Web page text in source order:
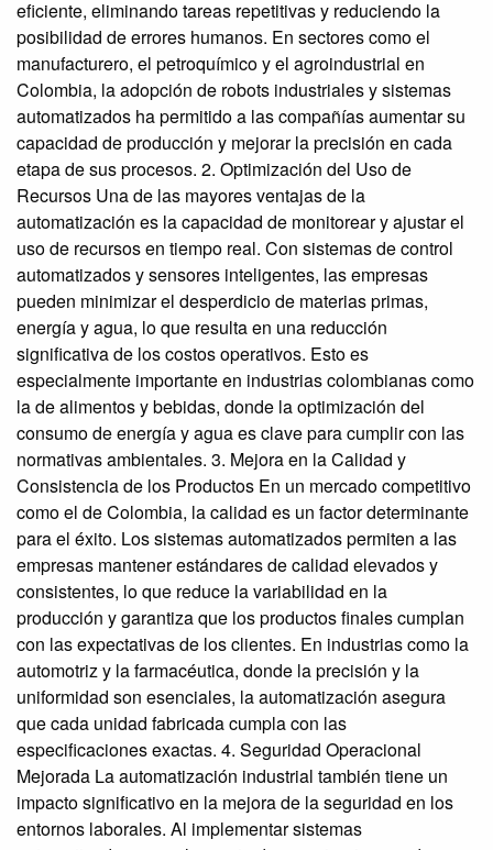
eficiente, eliminando tareas repetitivas y reduciendo la
posibilidad de errores humanos. En sectores como el
manufacturero, el petroquímico y el agroindustrial en
Colombia, la adopción de robots industriales y sistemas
automatizados ha permitido a las compañías aumentar su
capacidad de producción y mejorar la precisión en cada
etapa de sus procesos. 2. Optimización del Uso de
Recursos Una de las mayores ventajas de la
automatización es la capacidad de monitorear y ajustar el
uso de recursos en tiempo real. Con sistemas de control
automatizados y sensores inteligentes, las empresas
pueden minimizar el desperdicio de materias primas,
energía y agua, lo que resulta en una reducción
significativa de los costos operativos. Esto es
especialmente importante en industrias colombianas como
la de alimentos y bebidas, donde la optimización del
consumo de energía y agua es clave para cumplir con las
normativas ambientales. 3. Mejora en la Calidad y
Consistencia de los Productos En un mercado competitivo
como el de Colombia, la calidad es un factor determinante
para el éxito. Los sistemas automatizados permiten a las
empresas mantener estándares de calidad elevados y
consistentes, lo que reduce la variabilidad en la
producción y garantiza que los productos finales cumplan
con las expectativas de los clientes. En industrias como la
automotriz y la farmacéutica, donde la precisión y la
uniformidad son esenciales, la automatización asegura
que cada unidad fabricada cumpla con las
especificaciones exactas. 4. Seguridad Operacional
Mejorada La automatización industrial también tiene un
impacto significativo en la mejora de la seguridad en los
entornos laborales. Al implementar sistemas